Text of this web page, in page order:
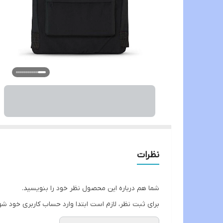
نظرات
شما هم درباره این محصول نظر خود را بنویسید.
برای ثبت نظر، لازم است ابتدا وارد حساب کاربری خود